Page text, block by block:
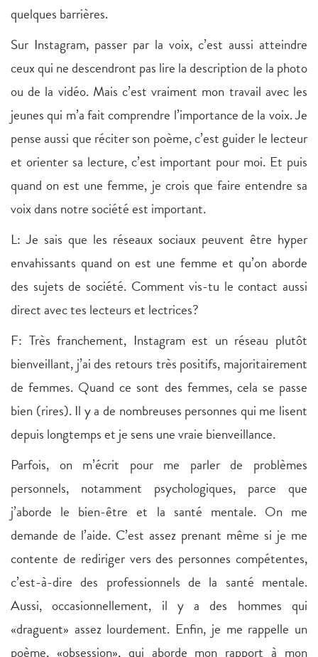
quelques barrières.
Sur Instagram, passer par la voix, c’est aussi atteindre
ceux qui ne descendront pas lire la description de la photo
ou de la vidéo. Mais c’est vraiment mon travail avec les
jeunes qui m’a fait comprendre l’importance de la voix. Je
pense aussi que réciter son poème, c’est guider le lecteur
et orienter sa lecture, c’est important pour moi. Et puis
quand on est une femme, je crois que faire entendre sa
voix dans notre société est important.
L: Je sais que les réseaux sociaux peuvent être hyper
envahissants quand on est une femme et qu’on aborde
des sujets de société. Comment vis-tu le contact aussi
direct avec tes lecteurs et lectrices?
F: Très franchement, Instagram est un réseau plutôt
bienveillant, j’ai des retours très positifs, majoritairement
de femmes. Quand ce sont des femmes, cela se passe
bien (rires). Il y a de nombreuses personnes qui me lisent
depuis longtemps et je sens une vraie bienveillance.
Parfois, on m’écrit pour me parler de problèmes
personnels, notamment psychologiques, parce que
j’aborde le bien-être et la santé mentale. On me
demande de l’aide. C’est assez prenant même si je me
contente de rediriger vers des personnes compétentes,
c’est-à-dire des professionnels de la santé mentale.
Aussi, occasionnellement, il y a des hommes qui
«draguent» assez lourdement. Enfin, je me rappelle un
poème, «obsession», qui aborde mon rapport à mon